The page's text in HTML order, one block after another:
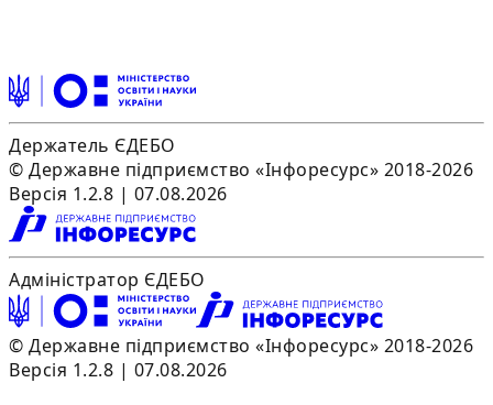
Держатель ЄДЕБО
© Державне підприємство «Інфоресурс» 2018-2026
Версія 1.2.8 | 07.08.2026
Адміністратор ЄДЕБО
© Державне підприємство «Інфоресурс» 2018-2026
Версія 1.2.8 | 07.08.2026